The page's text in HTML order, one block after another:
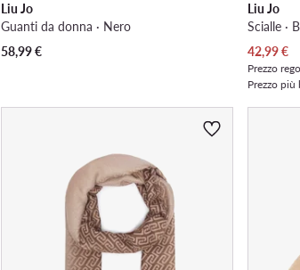
Liu Jo
Guanti da donna · Nero
58,99€
Liu Jo
Scialle ·
Prezzo
42,99€
Prezzo
Prezzo più